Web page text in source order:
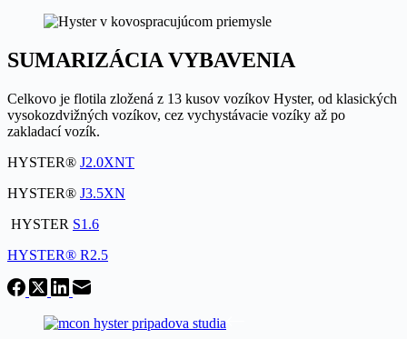
SUMARIZÁCIA VYBAVENIA
Celkovo je flotila zložená z 13 kusov vozíkov Hyster, od klasických
vysokozdvižných vozíkov, cez vychystávacie vozíky až po
zakladací vozík.
HYSTER® J2.0XNT
HYSTER® J3.5XN
HYSTER S1.6
HYSTER® R2.5